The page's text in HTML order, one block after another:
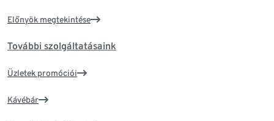
Előnyök megtekintése
További szolgáltatásaink
Üzletek promóciói
Kávébár